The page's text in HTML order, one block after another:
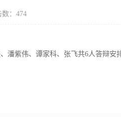
： 474
潘紫伟、谭家科、张飞共6人答辩安